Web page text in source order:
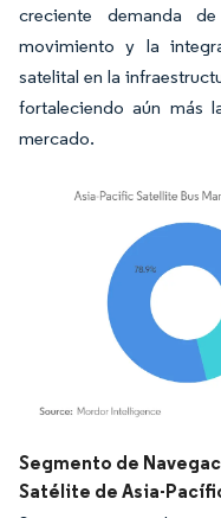
creciente demanda
movimiento y la
satelital en la
fortaleciendo aún más
mercado.
Imagen © Mordor Intelligence.
Segmento de
Satélite de Asia-